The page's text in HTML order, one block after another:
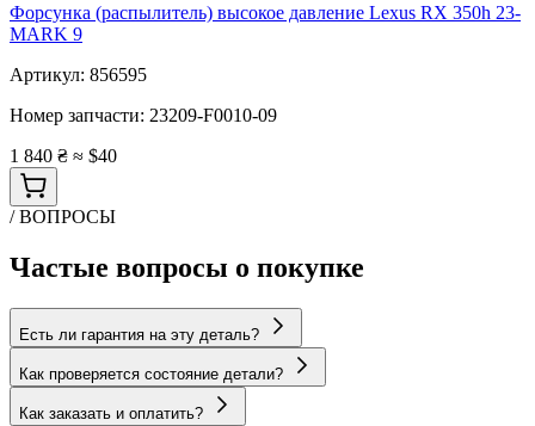
Форсунка (распылитель) высокое давление Lexus RX 350h 23-
MARK 9
Артикул: 856595
Номер запчасти: 23209-F0010-09
1 840 ₴ ≈ $40
/ ВОПРОСЫ
Частые вопросы о покупке
Есть ли гарантия на эту деталь?
Как проверяется состояние детали?
Как заказать и оплатить?